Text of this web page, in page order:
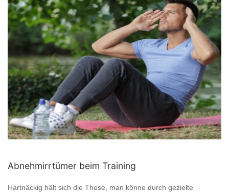
Abnehmirrtümer beim Training
Hartnäckig hält sich die These, man könne durch gezielte